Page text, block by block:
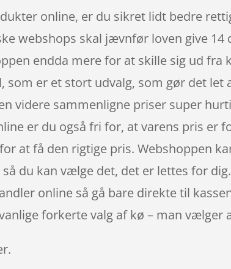
online, er du sikret lidt bedre
webshops skal jævnfør loven give
endda mere for at skille sig ud
som er et stort udvalg, som gør det
videre sammenligne priser super
er du også fri for, at varens pris er
at få den rigtige pris. Webshoppen
du kan vælge det, det er lettes for
online så gå bare direkte til
forkerte valg af kø – man vælger